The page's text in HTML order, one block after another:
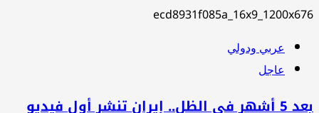
عربي ودولي
عاجل
بعد 5 أشهر في الظل.. إيران تنشر أول فيديو